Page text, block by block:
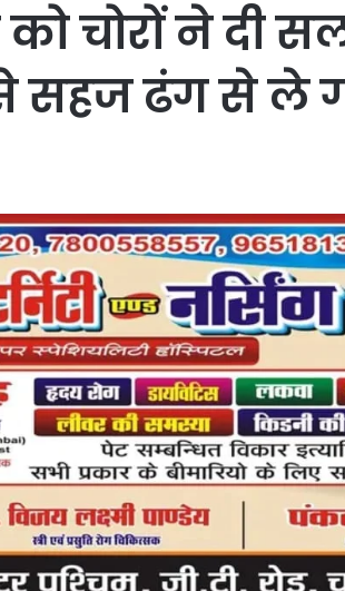
चोरों ने दी
सहज ढंग से ले